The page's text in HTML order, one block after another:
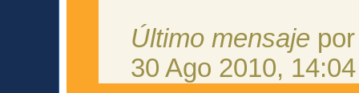
Último mensaje
30 Ago 2010, 14:04